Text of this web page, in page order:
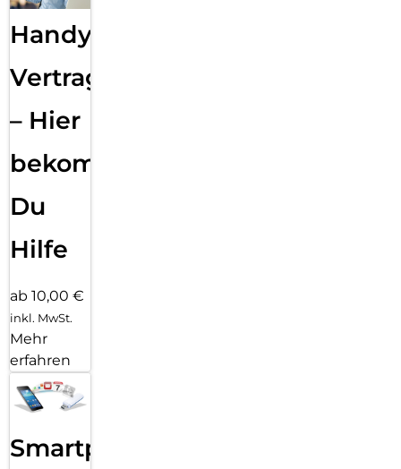
Handy
Vertragsabwicklung
– Hier
bekommst
Du
Hilfe
ab 10,00 €
inkl. MwSt.
Mehr
erfahren
Smartphone